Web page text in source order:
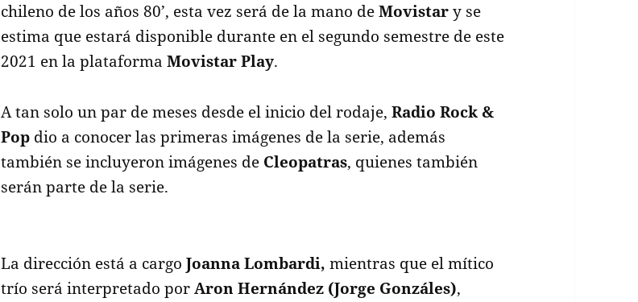
chileno de los años 80’, esta vez será de la mano deMovistary se
estima que estará disponible durante en el segundo semestre de este
2021 en la plataformaMovistar Play.
A tan solo un par de meses desde el inicio del rodaje,Radio Rock &
Pop dio a conocer las primeras imágenes de la serie, además
también se incluyeron imágenes de Cleopatras, quienes también
serán parte de la serie.
La dirección está a cargoJoanna Lombardi,mientras que el mítico
trío será interpretado porAron Hernández (Jorge Gonzáles),